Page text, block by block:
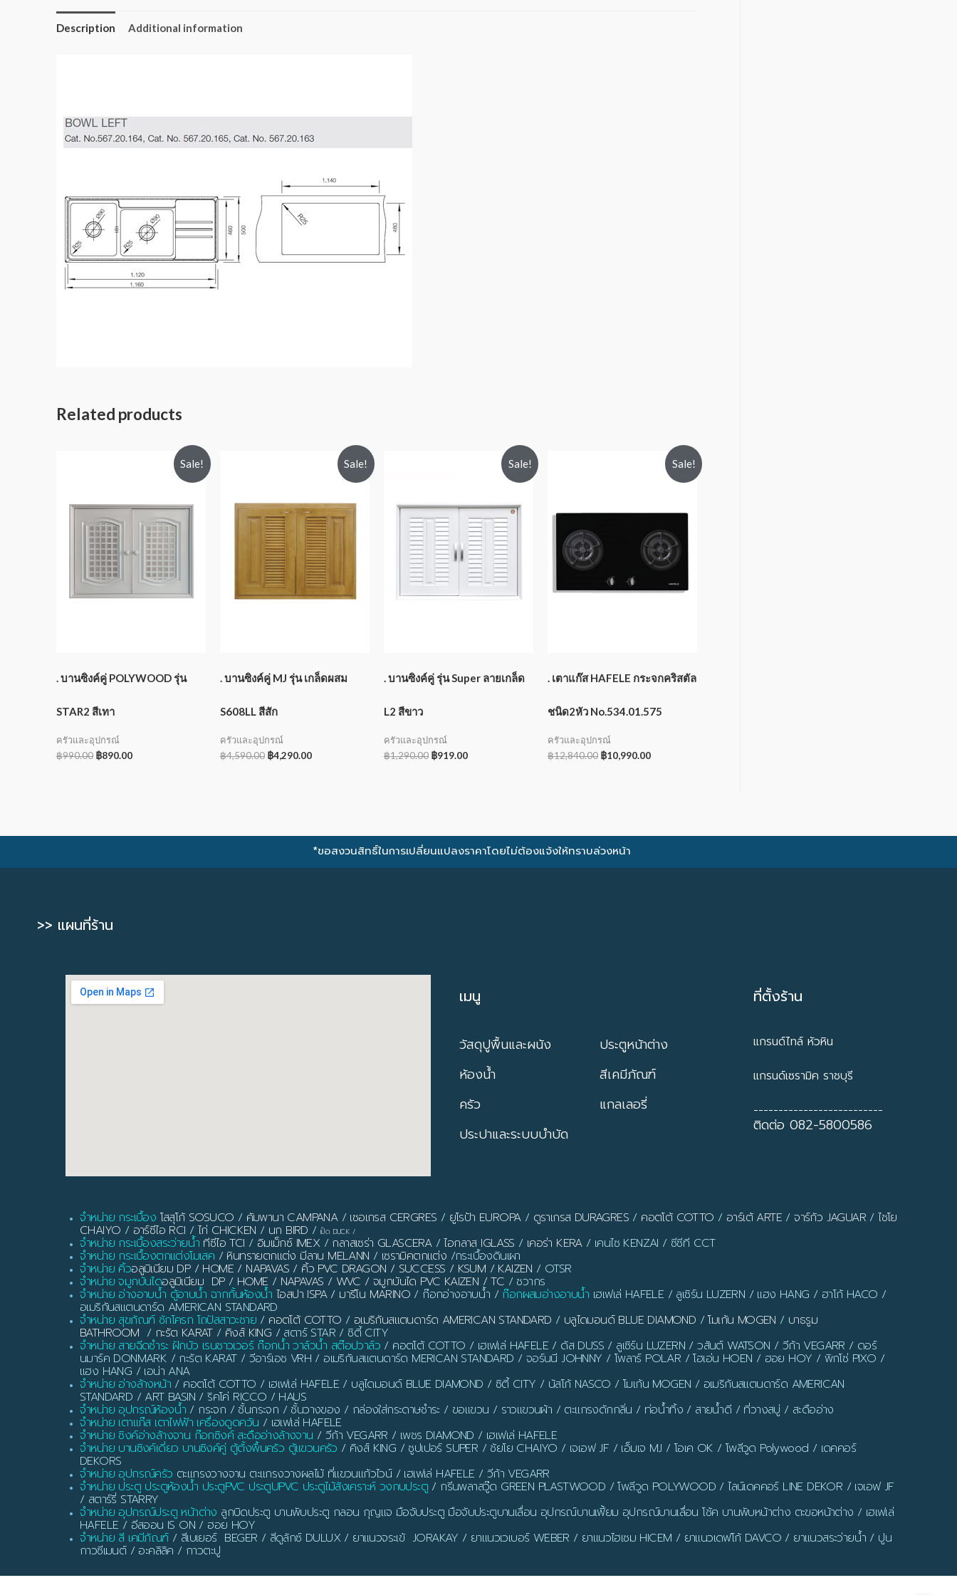
Description Additional information
Related products
Sale!
. บานซิงค์คู่ POLYWOOD รุ่น
STAR2 สีเทา
ครัวและอุปกรณ์
฿990.00 ฿890.00
Sale!
. บานซิงค์คู่ MJ รุ่น เกล็ดผสม
S608LL สีสัก
ครัวและอุปกรณ์
฿4,590.00 ฿4,290.00
Sale!
. บานซิงค์คู่ รุ่น Super ลายเกล็ด
L2 สีขาว
ครัวและอุปกรณ์
฿1,290.00 ฿919.00
Sale!
. เตาแก๊ส HAFELE กระจกคริสตัล
ชนิด2หัว No.534.01.575
ครัวและอุปกรณ์
฿12,840.00 ฿10,990.00
*ขอสงวนสิทธิ์ในการเปลี่ยนแปลงราคาโดยไม่ต้องแจ้งให้ทราบล่วงหน้า
>> แผนที่ร้าน
เมนู
วัสดุปูพื้นและผนัง
ห้องน้ำ
ครัว
ประปาและระบบบำบัด
ประตูหน้าต่าง
สีเคมีภัณฑ์
แกลเลอรี่
ที่ตั้งร้าน
แกรนด์ไทล์ หัวหิน
แกรนด์เซรามิค ราชบุรี
--------------------------
ติดต่อ 082-5800586
จำหน่าย กระเบื้อง โสสุโก้ SOSUCO / คัมพานา CAMPANA/ เซอเกรส CERGRES / ยูโรป้า EUROPA/ ดูราเกรส DURAGRES / คอตโต้ COTTO / อาร์เต้ ARTE/จาร์กัว JAGUAR/ไชโย
CHAIYO / อาร์ซีไอ RCI / ไก่ CHICKEN / นก BIRD / เป็ด DUCK /
จำหน่าย กระเบื้องสระว่ายน้ำ ทีซีไอ TCI / อิมเม็กซ์ IMEX/ กลาสเซร่า GLASCERA/ไอกลาส IGLASS / เคอร่า KERA/ เคนไซ KENZAI / ซีซีที CCT
จำหน่าย กระเบื้องตกแต่งโมเสค / หินทรายตกแต่ง มีลาน MELANN / เซรามิคตกแต่ง /กระเบื้องดินเผา
จำหน่าย คิ้วอลูมิเนียม DP / HOME / NAPAVAS / คิ้ว PVC DRAGON / SUCCESS / KSUM / KAIZEN / OTSR
จำหน่าย จมูกบันไดอลูมิเนียม DP / HOME / NAPAVAS / WVC / จมูกบันได PVC KAIZEN / TC / ชวากร
จำหน่าย อ่างอาบน้ำ ตู้อาบน้ำ ฉากกั้นห้องน้ำ ไอสปา ISPA / มารีโน MARINO / ก๊อกอ่างอาบน้ำ / ก๊อกผสมอ่างอาบน้ำ เฮเฟเล่ HAFELE / ลูเซิร์น LUZERN / แฮง HANG / ฮาโก้ HACO /
อเมริกันสแตนดาร์ด AMERICAN STANDARD
จำหน่าย สุขภัณฑ์ ชักโครก โถปัสสาวะชาย / คอตโต้ COTTO / อเมริกันสแตนดาร์ด AMERICAN STANDARD / บลูไดมอนด์ BLUE DIAMOND /โมเก้น MOGEN / บาธรูม
BATHROOM / กะรัต KARAT/ คิงส์ KING / สตาร์ STAR / ซิตี้ CITY
จำหน่าย สายฉีดชำระ ฝักบัว เรนชาวเวอร์ ก๊อกน้ำ วาล์วน้ำ สต๊อปวาล์ว / คอตโต้ COTTO / เฮเฟเล่ HAFELE / ดัส DUSS / ลูเซิร์น LUZERN / วสันต์ WATSON / วีก้า VEGARR / ดอร์
นมาร์ค DONMARK / กะรัต KARAT / วีอาร์เอช VRH / อเมริกันสแตนดาร์ด MERICAN STANDARD / จอร์นนี JOHNNY / โพลาร์ POLAR / โฮเอ่น HOEN / ฮอย HOY / พิกโซ่ PIXO /
แฮง HANG / เอน่า ANA
จำหน่าย อ่างล้างหน้า / คอตโต้ COTTO / เฮเฟเล่ HAFELE / บลูไดมอนด์ BLUE DIAMOND / ซิตี้ CITY / นัสโก้ NASCO / โมเก้น MOGEN / อเมริกันสแตนดาร์ด AMERICAN
STANDARD / ART BASIN / ริคโค่ RICCO / HAUS
จำหน่าย อุปกรณ์ห้องน้ำ / กระจก / ชั้นกระจก / ชั้นวางของ / กล่องใส่กระดาษชำระ / ขอแขวน / ราวแขวนผ้า / ตะแกรงดักกลิ่น / ท่อน้ำทิ้ง / สายน้ำดี / ที่วางสบู่ / สะดืออ่าง
จำหน่าย เตาแก๊ส เตาไฟฟ้า เครื่องดูดควัน / เฮเฟเล่ HAFELE
จำหน่าย ซิงค์อ่างล้างจาน ก๊อกซิงค์ สะดืออ่างล้างจาน / วีก้า VEGARR / เพชร DIAMOND / เฮเฟเล่ HAFELE
จำหน่าย บานซิงค์เดี่ยว บานซิงค์คู่ ตู้ตั้งพื้นครัว ตู้แขวนครัว / คิงส์ KING / ซูปเปอร์ SUPER / ชัยโย CHAIYO / เจเอฟ JF / เอ็มเจ MJ / โอเค OK / โพลีวูด Polywood / เดคคอร์
DEKORS
จำหน่าย อุปกรณ์ครัว ตะแกรงวางจาน ตะแกรงวางผลไม้ ที่แขวนแก้วไวน์ / เฮเฟเล่ HAFELE / วีก้า VEGARR
จำหน่าย ประตู ประตูห้องน้ำ ประตูPVC ประตูUPVC ประตูไม้สังเคราะห์ วงกบประตู / กรีนพลาสวู๊ด GREEN PLASTWOOD / โพลีวูด POLYWOOD / ไลน์เดคคอร์ LINE DEKOR / เจเอฟ JF
/ สตาร์รี่ STARRY
จำหน่าย อุปกรณ์ประตู หน้าต่าง ลูกบิดประตู บานพับประตู กลอน กุญแจ มือจับประตู มือจับประตูบานเลื่อน อุปกรณ์บานเฟี้ยม อุปกรณ์บานเลื่อน โช้ค บานพับหน้าต่าง ตะขอหน้าต่าง / เฮเฟเล่
HAFELE / อีสออน IS ON / ฮอย HOY
จำหน่าย สี เคมีภัณฑ์/ สีเบเยอร์ BEGER / สีดูลักซ์ DULUX / ยาแนวจระเข้ JORAKAY / ยาแนวเวเบอร์ WEBER / ยาแนวไฮเซม HICEM / ยาแนวเดฟโก้ DAVCO / ยาแนวสระว่ายน้ำ / ปูน
กาวซีเมนต์ / อะคลิลิค / กาวตะปู